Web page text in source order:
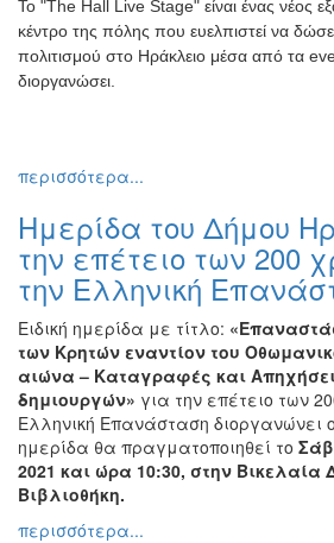
Το "The Hall Live Stage" είναι ένας νέος
κέντρο της πόλης που ευελπιστεί να
πολιτισμού στο Ηράκλειο μέσα από τα
διοργανώσει.
περισσότερα...
Ημερίδα του Δήμου
την επέτειο των 200
την Ελληνική
Ειδική ημερίδα με τίτλο:
των Κρητών εναντίον του
αιώνα – Καταγραφές και
δημιουργών» για την επέτειο των
Ελληνική Επανάσταση διοργανώνει
ημερίδα θα πραγματοποιηθεί το
2021 και ώρα 10:30, στην Βικελαία
Βιβλιοθήκη.
περισσότερα...